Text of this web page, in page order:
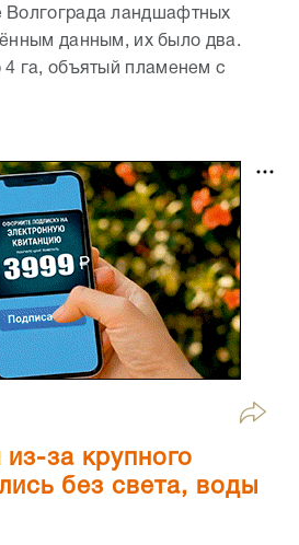
Волгограда ландшафтных
данным, их было два.
га, объятый пламенем с
из-за крупного
без света, воды